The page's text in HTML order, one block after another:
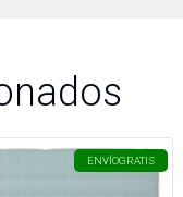
ENVÍOGRATIS